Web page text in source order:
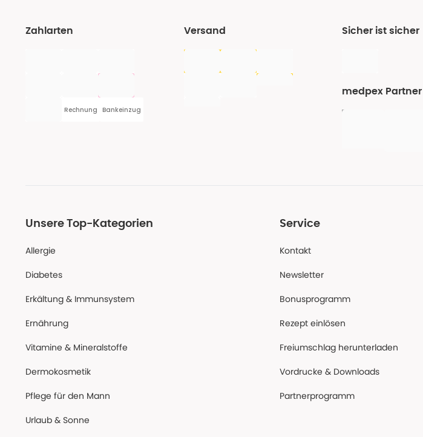
Zahlarten
Rechnung Bankeinzug
Versand Sicher ist sicher
medpex Partner
Unsere Top-Kategorien
Allergie
Diabetes
Erkältung & Immunsystem
Ernährung
Vitamine & Mineralstoffe
Dermokosmetik
Pflege für den Mann
Urlaub & Sonne
Service
Kontakt
Newsletter
Bonusprogramm
Rezept einlösen
Freiumschlag herunterladen
Vordrucke & Downloads
Partnerprogramm